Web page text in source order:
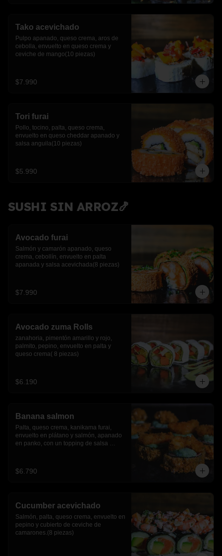
Tako acevichado
Pulpo apanado, queso crema, aros de
cebolla, envuelto en queso crema y
ceviche de mango(10 piezas)
$7.990
Tori furai
Pollo, tocino, palta, queso crema,
envuelto en queso cheddar apanado y
salsa anguila(10 piezas)
$5.990
SUSHI SIN ARROZ🍤
Avocado furai
Salmón y camarón apanado, queso
crema, cebollín, envuelto en palta
apanada y salsa acevichada(8 piezas)
$7.990
Avocado zuma Rolls
zanahoria, pimentón amarillo y rojo,
palmito, pepino, envuelto en palta y
queso crema( 8 piezas)
$6.190
Banana salmon
Palta, queso crema, kanikama furai,
envuelto en plátano y salmón, apanado
en panko, con un topping de salsa
$6.790
Cucumber acevichado
Salmón, palta, queso crema, envuelto en
pepino y cubierto de ceviche de
camarones.(8 piezas)